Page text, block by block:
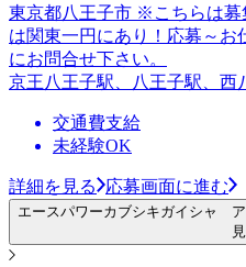
東京都八王子市 ※こちらは
は関東一円にあり！応募～
にお問合せ下さい。
京王八王子駅、八王子駅、西
交通費支給
未経験OK
詳細を見る 応募画面に進む
エースパワーカブシキガイシャ